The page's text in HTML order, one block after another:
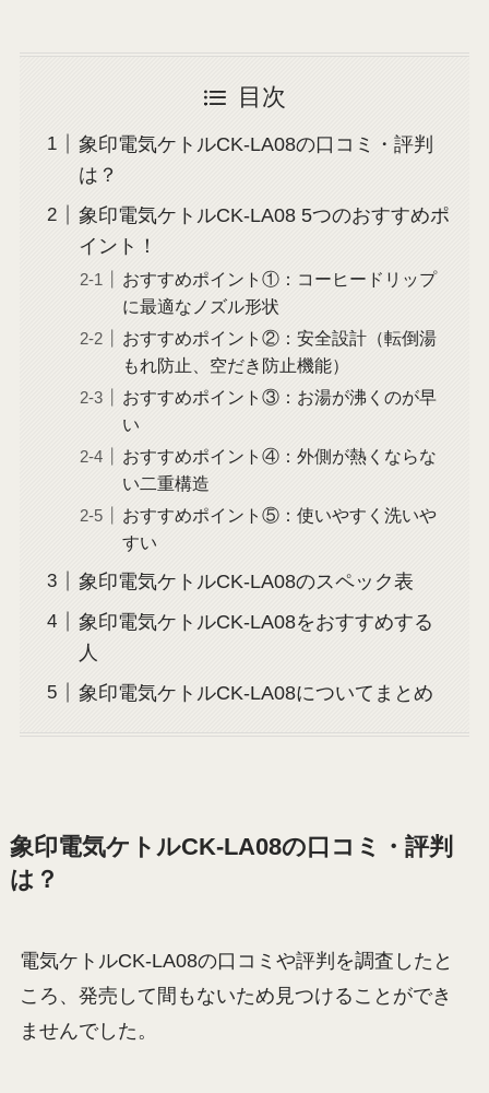
目次
象印電気ケトルCK-LA08の口コミ・評判
は？
象印電気ケトルCK-LA08 5つのおすすめポ
イント！
おすすめポイント①：コーヒードリップ
に最適なノズル形状
おすすめポイント②：安全設計（転倒湯
もれ防止、空だき防止機能）
おすすめポイント③：お湯が沸くのが早
い
おすすめポイント④：外側が熱くならな
い二重構造
おすすめポイント⑤：使いやすく洗いや
すい
象印電気ケトルCK-LA08のスペック表
象印電気ケトルCK-LA08をおすすめする
人
象印電気ケトルCK-LA08についてまとめ
象印電気ケトルCK-LA08の口コミ・評判
は？
電気ケトルCK-LA08の口コミや評判を調査したと
ころ、発売して間もないため見つけることができ
ませんでした。